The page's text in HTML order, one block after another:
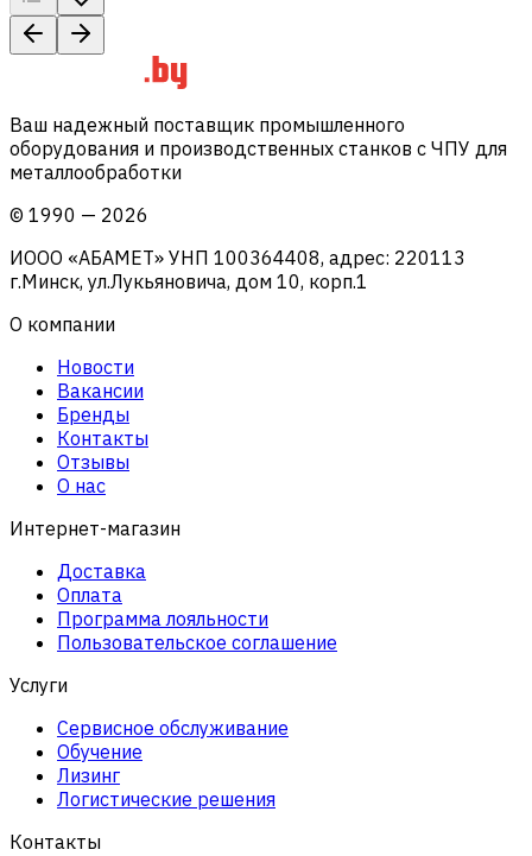
Ваш надежный поставщик промышленного
оборудования и производственных станков с ЧПУ для
металлообработки
© 1990 — 2026
ИООО «АБАМЕТ» УНП 100364408, адрес: 220113
г.Минск, ул.Лукьяновича, дом 10, корп.1
О компании
Новости
Вакансии
Бренды
Контакты
Отзывы
О нас
Интернет-магазин
Доставка
Оплата
Программа лояльности
Пользовательское соглашение
Услуги
Сервисное обслуживание
Обучение
Лизинг
Логистические решения
Контакты